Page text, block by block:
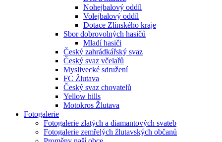
Nohejbalový oddíl
Volejbalový oddíl
Dotace Zlínského kraje
Sbor dobrovolných hasičů
Mladí hasiči
Český zahrádkářský svaz
Český svaz včelařů
Myslivecké sdružení
FC Žlutava
Český svaz chovatelů
Yellow hills
Motokros Žlutava
Fotogalerie
Fotogalerie zlatých a diamantových svateb
Fotogalerie zemřelých žlutavských občanů